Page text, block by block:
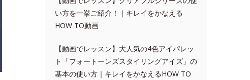
い方を一挙ご紹介！｜キレイをかなえる
HOW TO動画
【動画でレッスン】大人気の4色アイパレッ
ト「フォートーンズスタイリングアイズ」の
基本の使い方｜キレイをかなえるHOW TO